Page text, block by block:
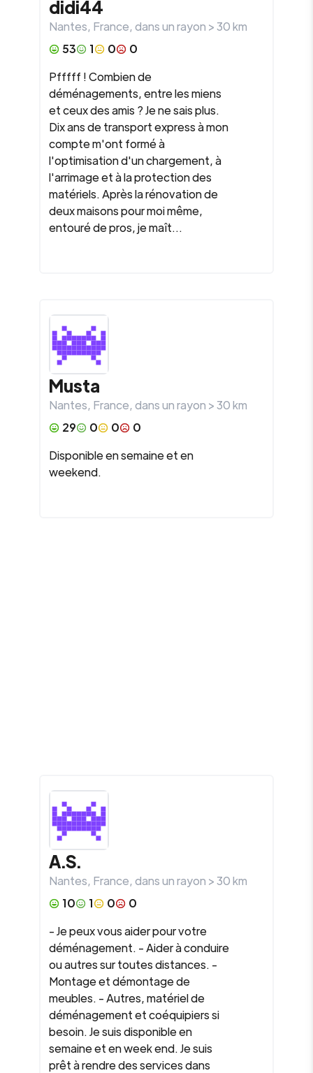
didi44
Nantes, France, dans un rayon >30km
53
1 0
0
Pfffff ! Combien de
déménagements, entre les miens
et ceux des amis ? Je ne sais plus.
Dix ans de transport express à mon
compte m'ont formé à
l'optimisation d'un chargement, à
l'arrimage et à la protection des
matériels. Après la rénovation de
deux maisons pour moi même,
entouré de pros, je maît...
Musta
Nantes, France, dans un rayon >30km
29
0 0
0
Disponible en semaine et en
weekend.
A.S.
Nantes, France, dans un rayon >30km
10
1 0
0
- Je peux vous aider pour votre
déménagement. - Aider à conduire
ou autres sur toutes distances. -
Montage et démontage de
meubles. - Autres, matériel de
déménagement et coéquipiers si
besoin. Je suis disponible en
semaine et en week end. Je suis
prêt à rendre des services dans